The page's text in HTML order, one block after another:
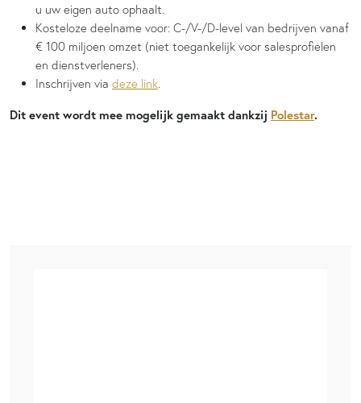
u uw eigen auto ophaalt.
Kosteloze deelname voor: C-/V-/D-level van bedrijven vanaf
€ 100 miljoen omzet (niet toegankelijk voor salesprofielen
en dienstverleners).
Inschrijven via deze link
Dit event wordt mee mogelijk gemaakt dankzij Polestar.